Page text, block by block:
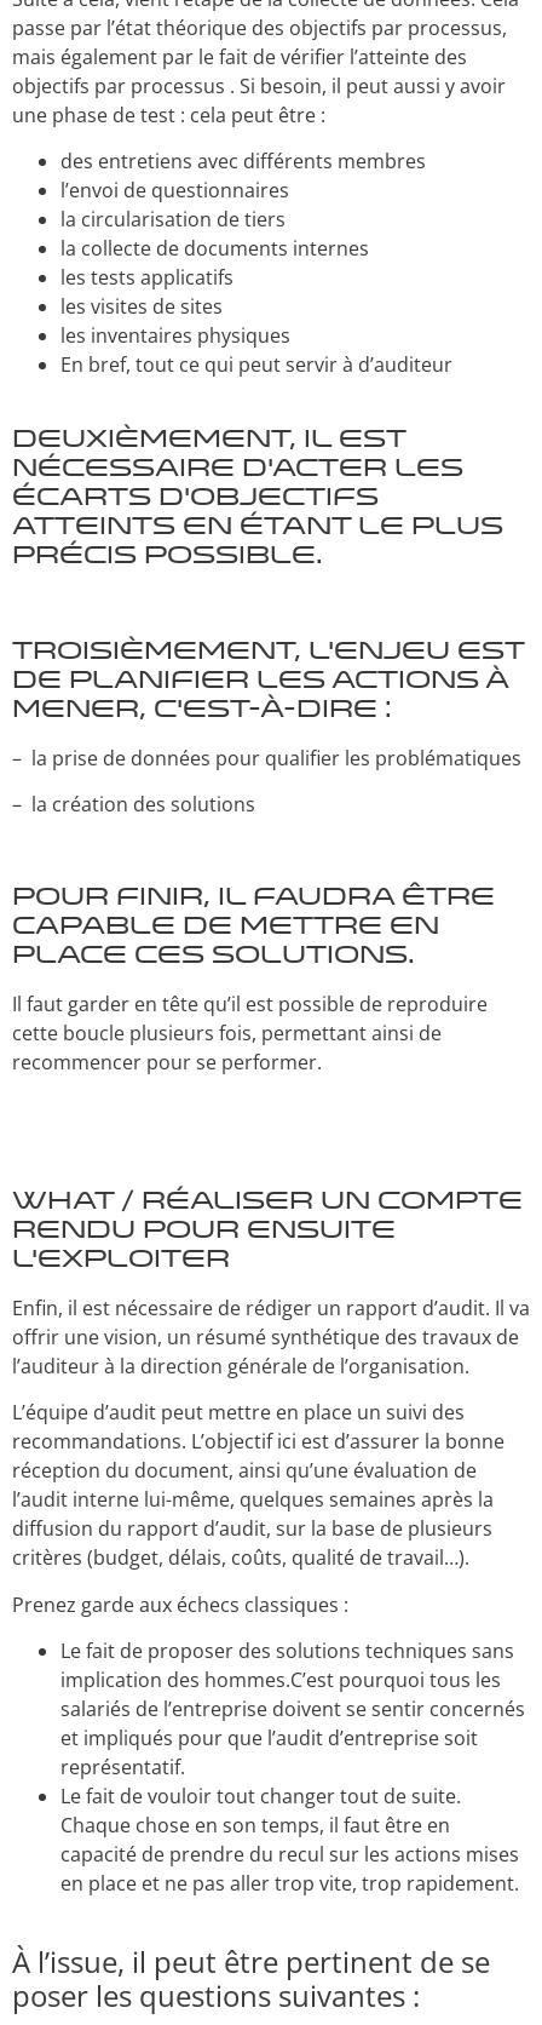
passe par l’état théorique des objectifs par processus,
mais également par le fait de vérifier l’atteinte des
objectifs par processus . Si besoin, il peut aussi y avoir
une phase de test : cela peut être :
des entretiens avec différents membres
l’envoi de questionnaires
la circularisation de tiers
la collecte de documents internes
les tests applicatifs
les visites de sites
les inventaires physiques
En bref, tout ce qui peut servir à d’auditeur
Deuxièmement, il est
nécessaire d’acter les
écarts d’objectifs
atteints en étant le plus
précis possible.
Troisièmement, l’enjeu est
de planifier les actions à
mener, c’est-à-dire :
– la prise de données pour qualifier les problématiques
– la création des solutions
Pour finir, il faudra être
capable de mettre en
place ces solutions.
Il faut garder en tête qu’il est possible de reproduire
cette boucle plusieurs fois, permettant ainsi de
recommencer pour se performer.
WHAT / Réaliser un compte
rendu pour ensuite
l’exploiter
Enfin, il est nécessaire de rédiger un rapport d’audit. Il va
offrir une vision, un résumé synthétique des travaux de
l’auditeur à la direction générale de l’organisation.
L’équipe d’audit peut mettre en place un suivi des
recommandations. L’objectif ici est d’assurer la bonne
réception du document, ainsi qu’une évaluation de
l’audit interne lui-même, quelques semaines après la
diffusion du rapport d’audit, sur la base de plusieurs
critères (budget, délais, coûts, qualité de travail…).
Prenez garde aux échecs classiques :
Le fait de proposer des solutions techniques sans
implication des hommes.C’est pourquoi tous les
salariés de l’entreprise doivent se sentir concernés
et impliqués pour que l’audit d’entreprise soit
représentatif.
Le fait de vouloir tout changer tout de suite.
Chaque chose en son temps, il faut être en
capacité de prendre du recul sur les actions mises
en place et ne pas aller trop vite, trop rapidement.
À l’issue, il peut être pertinent de se
poser les questions suivantes :